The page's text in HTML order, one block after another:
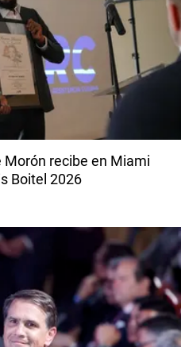
Morón recibe en Miami
Boitel 2026